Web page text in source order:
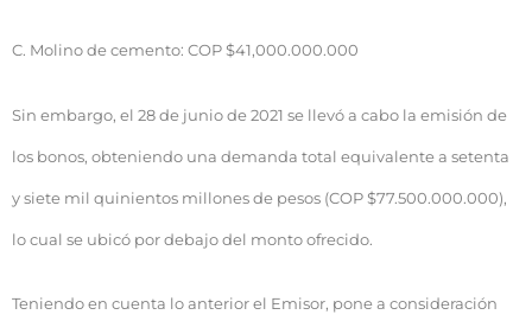
C. Molino de cemento: COP $41,000.000.000
Sin embargo, el 28 de junio de 2021 se llevó a cabo la emisión de
los bonos, obteniendo una demanda total equivalente a setenta
y siete mil quinientos millones de pesos (COP $77.500.000.000),
lo cual se ubicó por debajo del monto ofrecido.
Teniendo en cuenta lo anterior el Emisor, pone a consideración